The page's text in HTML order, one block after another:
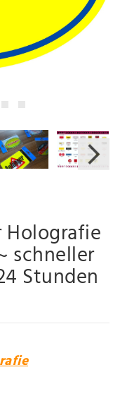
schneller
Stunden